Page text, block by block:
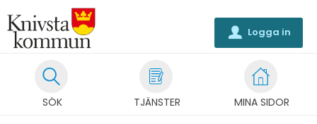
SÖK TJÄNSTER MINA SIDOR
u Logga in